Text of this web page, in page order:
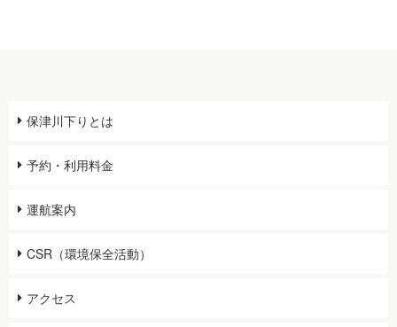
保津川下りとは
予約・利用料金
運航案内
CSR（環境保全活動）
アクセス